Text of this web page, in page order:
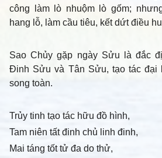
công làm lò nhuộm lò gốm;
hang lỗ, làm cầu tiêu, kết dứt điều
Sao Chủy gặp ngày Sửu là đắc
Đinh Sửu và Tân Sửu, tạo tác đại
song toàn.
Trủy tinh tạo tác hữu đồ hình,
Tam niên tất đinh chủ linh đinh,
Mai táng tốt tử đa do thử,